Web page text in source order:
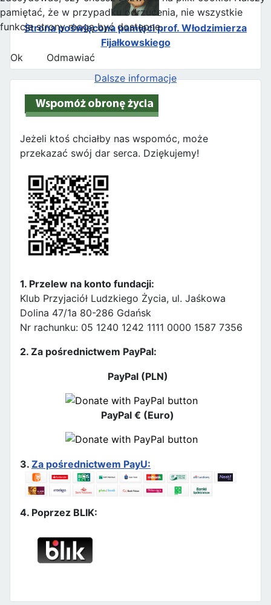
Strona poświęcona pamięci prof. Włodzimierza
Fijałkowskiego
Jeżeli ktoś chciałby nas wspomóc, może
przekazać swój dar serca. Dziękujemy!
1. Przelew na konto fundacji:
Klub Przyjaciół Ludzkiego Życia, ul. Jaśkowa
Dolina 47/1a 80-286 Gdańsk
Nr rachunku: 05 1240 1242 1111 0000 1587 7356
2. Za pośrednictwem PayPal:
PayPal (PLN)
PayPal € (Euro)
3. Za pośrednictwem PayU:
4. Poprzez BLIK:
pamiętać, że w przypadku odrzucenia, nie wszystkie
funkcje strony mogą być dostępne.
Ok
Odmawiać
Dalsze informacje